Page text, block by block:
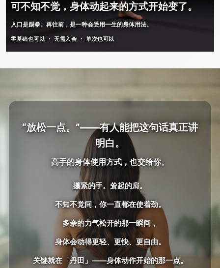
可不知不觉，身体动起来的方式开始变了。
入口是踢拳。再往前，是一种会受用一生的身体用法。
零基础也可以 ・ 无需入会 ・ 单次也可以
“放松一点。”——有人能把这句话真正讲
明白。
高手的身体使用方式，也交给你。
攥紧的手。耸起的肩。
不知不觉间，你一直都在使着劲。
多余的力气松开的那一瞬间，
身体会动得更轻、更快、更自由。
关键就在「丹田」——身体动作开始的那一点。